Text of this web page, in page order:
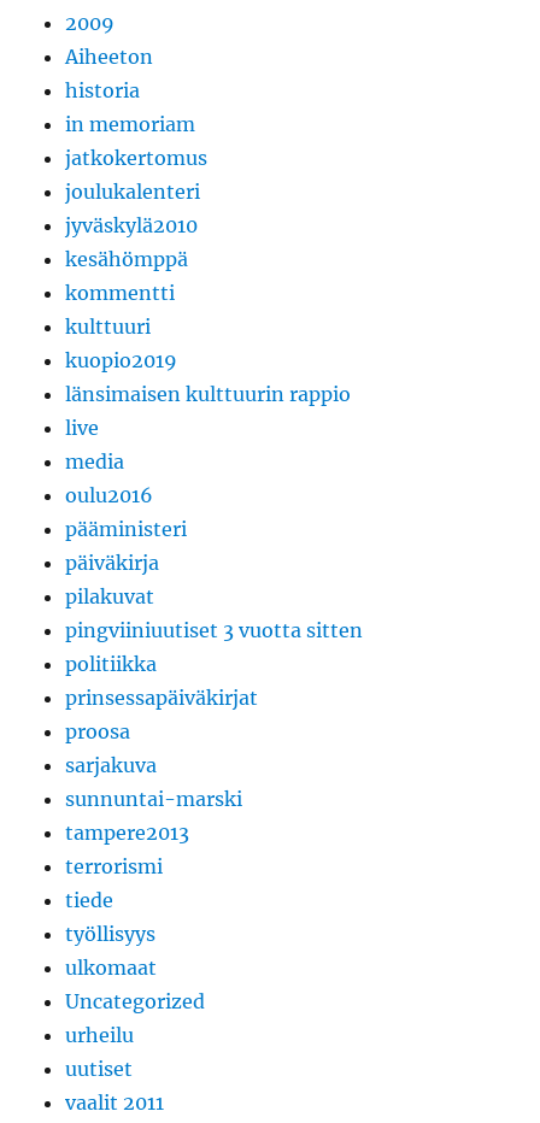
2009
Aiheeton
historia
in memoriam
jatkokertomus
joulukalenteri
jyväskylä2010
kesähömppä
kommentti
kulttuuri
kuopio2019
länsimaisen kulttuurin rappio
live
media
oulu2016
pääministeri
päiväkirja
pilakuvat
pingviiniuutiset 3 vuotta sitten
politiikka
prinsessapäiväkirjat
proosa
sarjakuva
sunnuntai-marski
tampere2013
terrorismi
tiede
työllisyys
ulkomaat
Uncategorized
urheilu
uutiset
vaalit 2011